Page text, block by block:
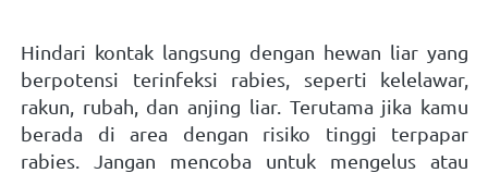
Hindari kontak langsung dengan hewan liar yang
berpotensi terinfeksi rabies, seperti kelelawar,
rakun, rubah, dan anjing liar. Terutama jika kamu
berada di area dengan risiko tinggi terpapar
rabies. Jangan mencoba untuk mengelus atau